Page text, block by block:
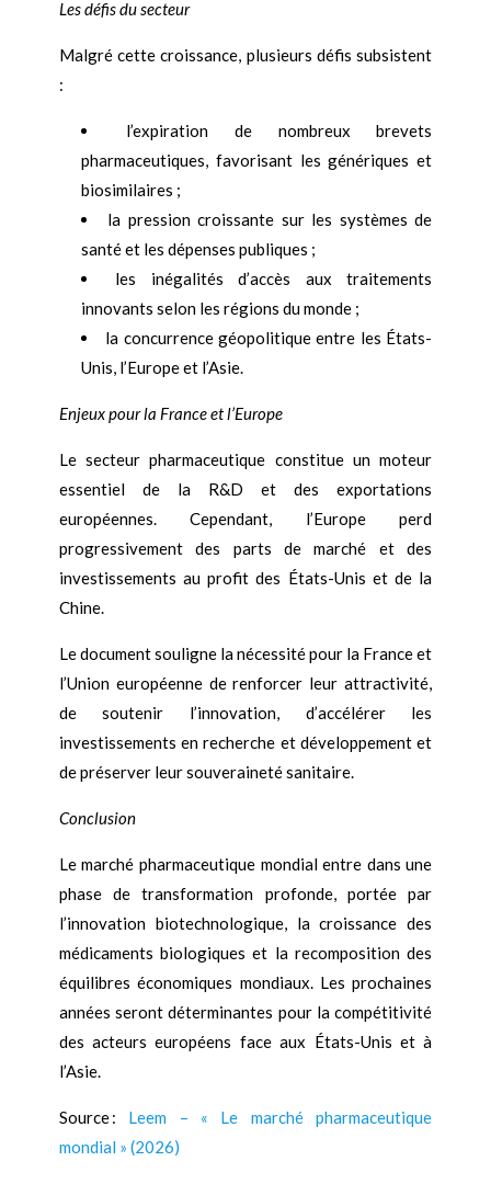
Les défis du secteur
Malgré cette croissance, plusieurs défis subsistent
:
l’expiration de nombreux brevets
pharmaceutiques, favorisant les génériques et
biosimilaires ;
la pression croissante sur les systèmes de
santé et les dépenses publiques ;
les inégalités d’accès aux traitements
innovants selon les régions du monde ;
la concurrence géopolitique entre les États-
Unis, l’Europe et l’Asie.
Enjeux pour la France et l’Europe
Le secteur pharmaceutique constitue un moteur
essentiel de la R&D et des exportations
européennes. Cependant, l’Europe perd
progressivement des parts de marché et des
investissements au profit des États-Unis et de la
Chine.
Le document souligne la nécessité pour la France et
l’Union européenne de renforcer leur attractivité,
de soutenir l’innovation, d’accélérer les
investissements en recherche et développement et
de préserver leur souveraineté sanitaire.
Conclusion
Le marché pharmaceutique mondial entre dans une
phase de transformation profonde, portée par
l’innovation biotechnologique, la croissance des
médicaments biologiques et la recomposition des
équilibres économiques mondiaux. Les prochaines
années seront déterminantes pour la compétitivité
des acteurs européens face aux États-Unis et à
l’Asie.
Source : Leem – « Le marché pharmaceutique
mondial » (2026)